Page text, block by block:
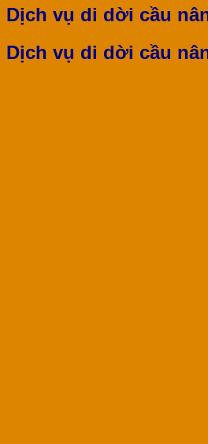
Dịch vụ di dời cầu
Dịch vụ di dời cầu